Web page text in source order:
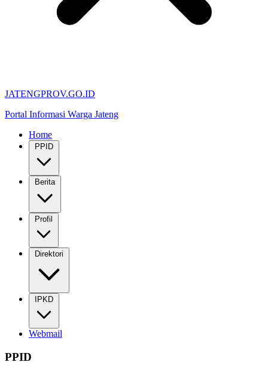
JATENGPROV.GO.ID
Portal Informasi Warga Jateng
Home
PPID
Berita
Profil
Direktori
IPKD
Webmail
PPID